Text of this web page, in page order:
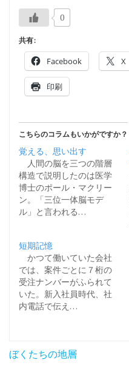
0
共有:
Facebook X
印刷
こちらのコラムもいかがですか？
覚える、思い出す
人間の脳を三つの階層
構造で説明したのは医学
博士のポール・マクリー
ン。「三位一体脳モデ
ル」と言われる…
短期記憶
かつて働いていた会社
では、案件ごとに７桁の
受注ナンバーがふられて
いた。新入社員時代、社
内電話で伝え…
投
ぼくたちの地層